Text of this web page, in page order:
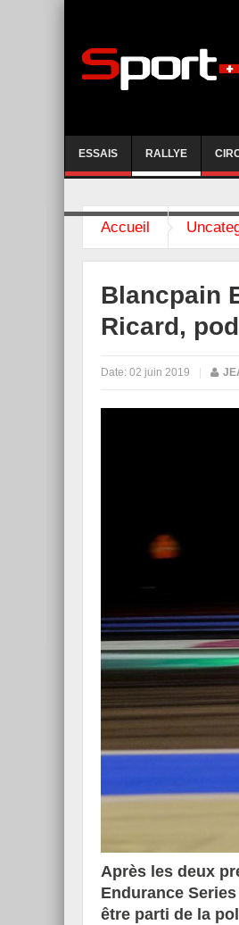
ESSAIS RALLYE
Accueil
Blancpain
Ricard,
Date: 02 juin 2019
Après les deux
Endurance
être parti de la